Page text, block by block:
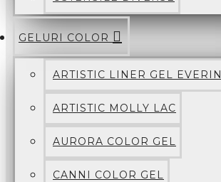
GELURI COLOR
ARTISTIC LINER GEL EVERIN
ARTISTIC MOLLY LAC
AURORA COLOR GEL
CANNI COLOR GEL